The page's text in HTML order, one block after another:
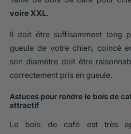
voire XXL.
Il doit être suffisamment long
gueule de votre chien, coincé
son diamètre doit être
correctement pris en gueule.
Astuces pour rendre le bois de
attractif
Le bois de café est très